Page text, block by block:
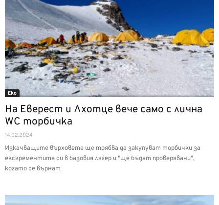
Еко
На Еверест и Лхотце вече само с лична
WC торбичка
14.02.2024
Изкачващите върховете ще трябва да закупуват торбички за
екскрементите си в базовия лагер и "ще бъдат проверявани",
когато се върнат